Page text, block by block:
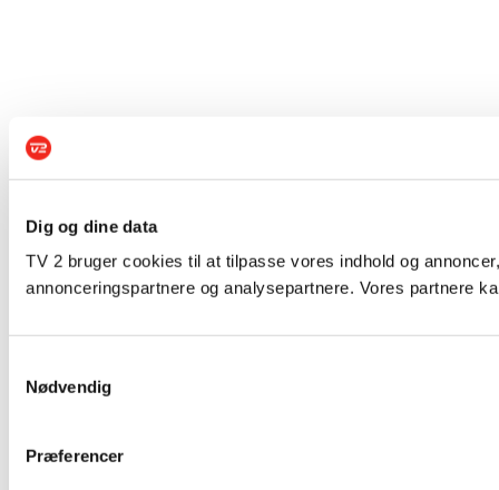
Dig og dine data
TV 2 bruger cookies til at tilpasse vores indhold og
annonceringspartnere og analysepartnere. Vores partnere
Nødvendig
Præferencer